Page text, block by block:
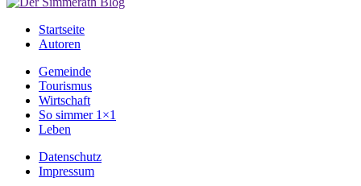
Startseite
Autoren
Gemeinde
Tourismus
Wirtschaft
So simmer 1×1
Leben
Datenschutz
Impressum